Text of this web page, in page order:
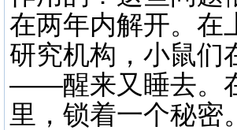
在两年内解开。在
研究机构，小鼠们
——醒来又睡去。
里，锁着一个秘密。